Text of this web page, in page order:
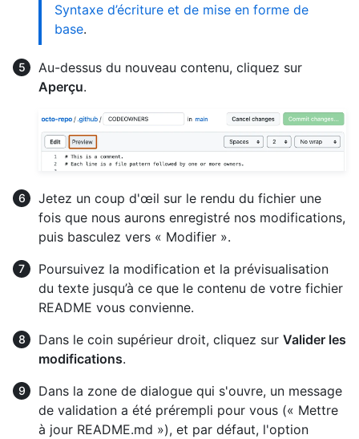
Syntaxe d’écriture et de mise en forme de
base.
Au-dessus du nouveau contenu, cliquez sur
Aperçu.
Jetez un coup d'œil sur le rendu du fichier une
fois que nous aurons enregistré nos modifications,
puis basculez vers « Modifier ».
Poursuivez la modification et la prévisualisation
du texte jusqu’à ce que le contenu de votre fichier
README vous convienne.
Dans le coin supérieur droit, cliquez sur Valider les
modifications.
Dans la zone de dialogue qui s'ouvre, un message
de validation a été prérempli pour vous (« Mettre
à jour README.md »), et par défaut, l'option